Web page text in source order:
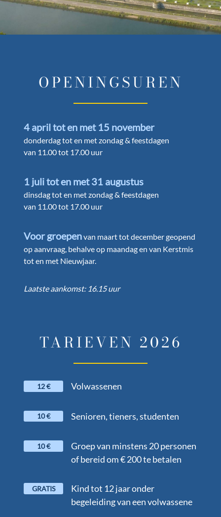
OPENINGSUREN
4 april tot en met 15 november
donderdag tot en met zondag & feestdagen
van 11.00 tot 17.00 uur
1 juli tot en met 31 augustus
dinsdag tot en met zondag & feestdagen
van 11.00 tot 17.00 uur
Voor groepenvan maart tot december geopend
op aanvraag, behalve op maandag en van Kerstmis
tot en met Nieuwjaar.
Laatste aankomst: 16.15 uur
TARIEVEN 2026
12 € Volwassenen
10 € Senioren, tieners, studenten
10 €
Groep van minstens 20 personen
of bereid om € 200 te betalen
GRATIS
Kind tot 12 jaar onder
begeleiding van een volwassene